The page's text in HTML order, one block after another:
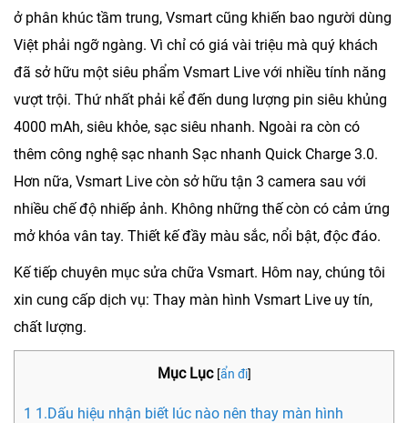
ở phân khúc tầm trung, Vsmart cũng khiến bao người dùng
Việt phải ngỡ ngàng. Vì chỉ có giá vài triệu mà quý khách
đã sở hữu một siêu phẩm Vsmart Live với nhiều tính năng
vượt trội. Thứ nhất phải kể đến dung lượng pin siêu khủng
4000 mAh, siêu khỏe, sạc siêu nhanh. Ngoài ra còn có
thêm công nghệ sạc nhanh Sạc nhanh Quick Charge 3.0.
Hơn nữa, Vsmart Live còn sở hữu tận 3 camera sau với
nhiều chế độ nhiếp ảnh. Không những thế còn có cảm ứng
mở khóa vân tay. Thiết kế đầy màu sắc, nổi bật, độc đáo.
Kế tiếp chuyên mục sửa chữa Vsmart. Hôm nay, chúng tôi
xin cung cấp dịch vụ: Thay màn hình Vsmart Live uy tín,
chất lượng.
Mục Lục [ẩn đi]
1 1.Dấu hiệu nhận biết lúc nào nên thay màn hình